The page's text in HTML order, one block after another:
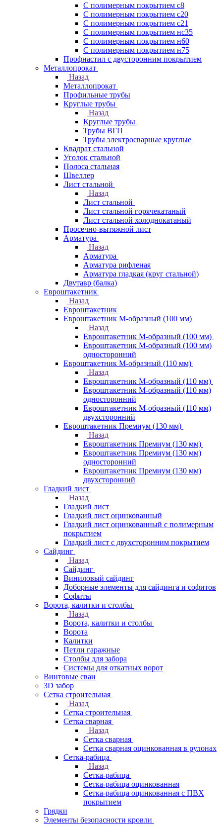
С полимерным покрытием с8
С полимерным покрытием с20
С полимерным покрытием с21
С полимерным покрытием нс35
С полимерным покрытием н60
С полимерным покрытием н75
Профнастил с двусторонним покрытием
Металлопрокат
Назад
Металлопрокат
Профильные трубы
Круглые трубы
Назад
Круглые трубы
Трубы ВГП
Трубы электросварные круглые
Квадрат стальной
Уголок стальной
Полоса стальная
Швеллер
Лист стальной
Назад
Лист стальной
Лист стальной горячекатаный
Лист стальной холоднокатаный
Просечно-вытяжной лист
Арматура
Назад
Арматура
Арматура рифленая
Арматура гладкая (круг стальной)
Двутавр (балка)
Евроштакетник
Назад
Евроштакетник
Евроштакетник М-образный (100 мм)
Назад
Евроштакетник М-образный (100 мм)
Евроштакетник М-образный (100 мм)
односторонний
Евроштакетник М-образный (110 мм)
Назад
Евроштакетник М-образный (110 мм)
Евроштакетник М-образный (110 мм)
односторонний
Евроштакетник М-образный (110 мм)
двухсторонний
Евроштакетник Премиум (130 мм)
Назад
Евроштакетник Премиум (130 мм)
Евроштакетник Премиум (130 мм)
односторонний
Евроштакетник Премиум (130 мм)
двухсторонний
Гладкий лист
Назад
Гладкий лист
Гладкий лист оцинкованный
Гладкий лист оцинкованный с полимерным
покрытием
Гладкий лист с двухсторонним покрытием
Сайдинг
Назад
Сайдинг
Виниловый сайдинг
Доборные элементы для сайдинга и софитов
Софиты
Ворота, калитки и столбы
Назад
Ворота, калитки и столбы
Ворота
Калитки
Петли гаражные
Столбы для забора
Системы для откатных ворот
Винтовые сваи
3D забор
Сетка строительная
Назад
Сетка строительная
Сетка сварная
Назад
Сетка сварная
Сетка сварная оцинкованная в рулонах
Сетка-рабица
Назад
Сетка-рабица
Сетка-рабица оцинкованная
Сетка-рабица оцинкованная с ПВХ
покрытием
Грядки
Элементы безопасности кровли